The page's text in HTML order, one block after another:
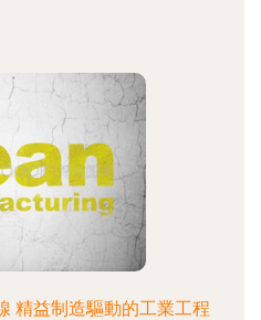
精益制造驅動的工業工程